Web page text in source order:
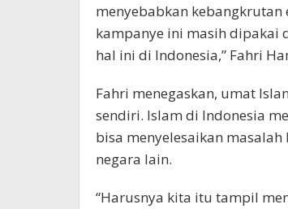
menyebabkan kebangkrutan
kampanye ini masih dipakai
hal ini di Indonesia,” Fahri
Fahri menegaskan, umat
sendiri. Islam di Indonesia
bisa menyelesaikan
negara lain.
“Harusnya kita itu tampil